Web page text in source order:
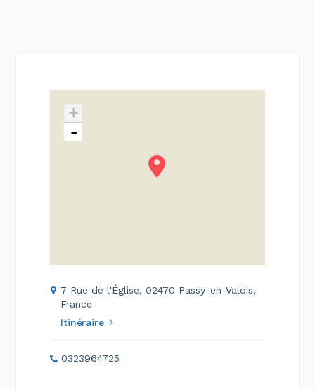
+
-
7 Rue de l'Église, 02470 Passy-en-Valois,
France
Itinéraire
0323964725